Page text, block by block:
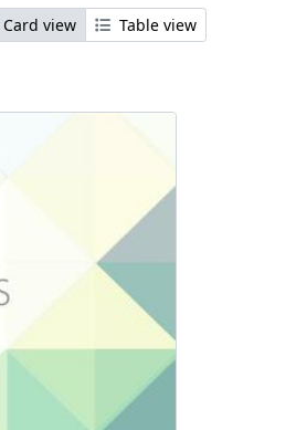
Card view Table view